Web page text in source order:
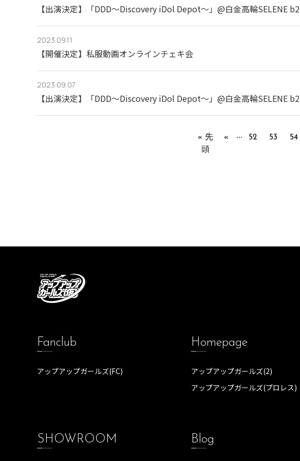
【出演決定】「DDD～Discovery iDol Depot～」@白金高輪SELENE b2
2023.09.11
【開催決定】私服動画オンラインチェキ会
2023.09.07
【出演決定】「DDD～Discovery iDol Depot～」@白金高輪SELENE b2
« 先
頭
« ... 52 53 54
Fanclub
アップアップガールズ(FC)
Homepage
アップアップガールズ(2)
アップアップガールズ(プロレス)
SHOWROOM Blog